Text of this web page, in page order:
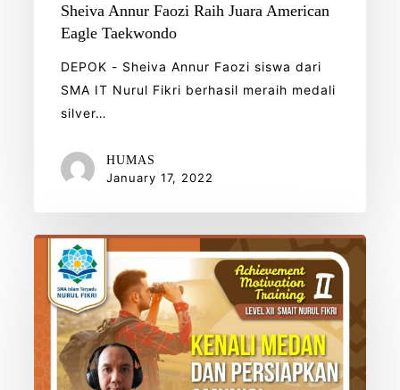
Sheiva Annur Faozi Raih Juara American
Eagle Taekwondo
DEPOK - Sheiva Annur Faozi siswa dari
SMA IT Nurul Fikri berhasil meraih medali
silver…
HUMAS
January 17, 2022
Kenali
Medan
dan
Persiapkan
Amunisi
Perjuangan